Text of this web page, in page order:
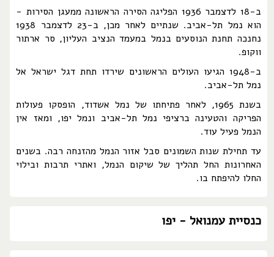
ב-18 לדצמבר 1936 הפליגה הסירה הראשונה ממעגן הסירות -
הוא נמל תל-אביב. שנתיים לאחר מכן, ב-23 לדצמבר 1938
נחנכה תחנת הנוסעים בנמל במעמד הנציב העליון, סר ארתור
ווקופ.
ב-1948 הגיעו העולים הראשונים שירדו תחת דגל ישראל אל
נמל תל-אביב.
בשנת 1965, לאחר פתיחתו של נמל אשדוד, הופסקו פעולות
הפריקה והטעינה ברציפי נמל תל-אביב ונמל יפו, ומאז אין
הנמל פעיל עוד.
עד תחילת שנות השמונים סבל אזור הנמל מהזנחה רבה. בשנים
האחרונות החל תהליך של שיקום הנמל, ואתרי תרבות ובילוי
החלו להיפתח בו.
כנסיית עמנואל - יפו